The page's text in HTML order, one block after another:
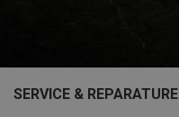
SERVICE &